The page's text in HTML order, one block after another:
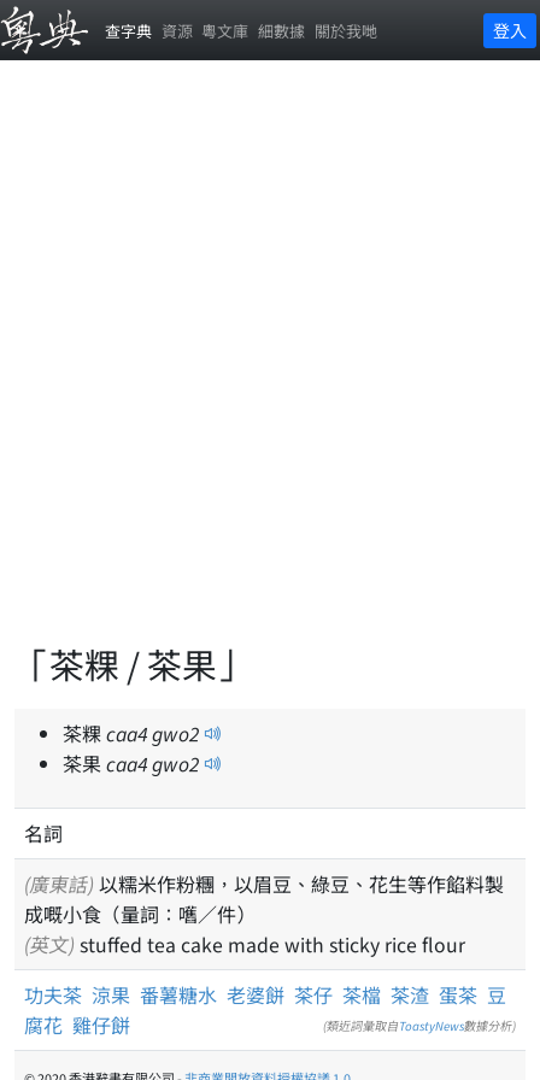
查字典 資源 粵文庫 細數據 關於我哋 登入
「茶粿 / 茶果」
茶粿caa4gwo2
茶果caa4gwo2
名詞
(廣東話) 以糯米作粉糰，以眉豆、綠豆、花生等作餡料製
成嘅小食（量詞：嚿／件）
(英文) stuffed tea cake made with sticky rice flour
功夫茶 涼果 番薯糖水 老婆餅 茶仔 茶檔 茶渣 蛋茶 豆
腐花 雞仔餅 (類近詞彙取自ToastyNews數據分析)